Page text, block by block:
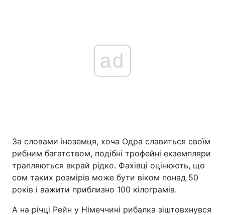
ad
За словами іноземця, хоча Одра славиться своїм
рибним багатством, подібні трофейні екземпляри
трапляються вкрай рідко. Фахівці оцінюють, що
сом таких розмірів може бути віком понад 50
років і важити приблизно 100 кілограмів.
А на річці Рейн у Німеччині рибалка зіштовхнувся